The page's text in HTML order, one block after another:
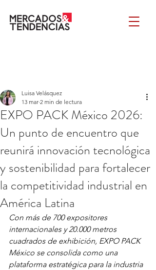
EXPO PACK México 2026:
Un punto de encuentro que
reunirá innovación tecnológica
y sostenibilidad para fortalecer
la competitividad industrial en
América Latina
Luisa Velásquez
13 mar 2 min de lectura
Con más de 700 expositores
internacionales y 20.000 metros
cuadrados de exhibición, EXPO PACK
México se consolida como una
plataforma estratégica para la industria